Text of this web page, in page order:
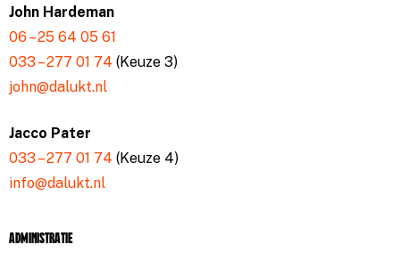
John Hardeman
06 – 25 64 05 61
033 – 277 01 74 (Keuze 3)
john@dalukt.nl
Jacco Pater
033 – 277 01 74 (Keuze 4)
info@dalukt.nl
Administratie